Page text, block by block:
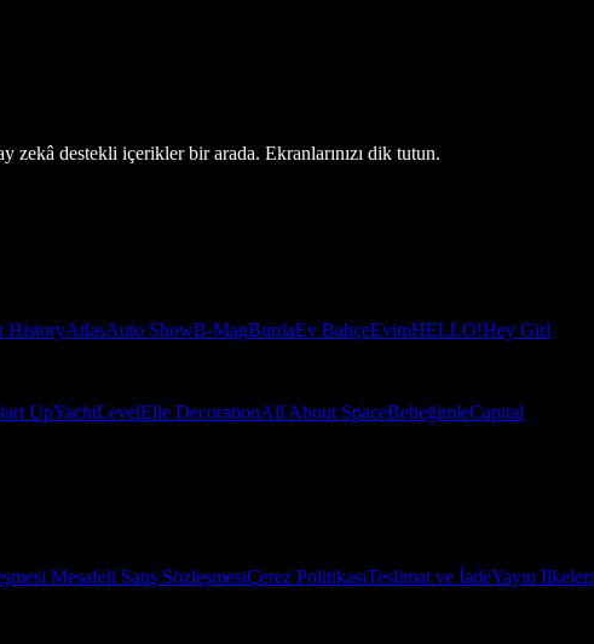
zekâ destekli içerikler bir arada. Ekranlarınızı dik tutun.
HistoryAtlasAuto ShowB-MagBurdaEv BahçeEvimHELLO!Hey Girl
UpYachtLevelElle DecorationAll About SpaceBebeğimleCapital
Mesafeli Satış SözleşmesiÇerez PolitikasıTeslimat ve İadeYayın İlkeleri